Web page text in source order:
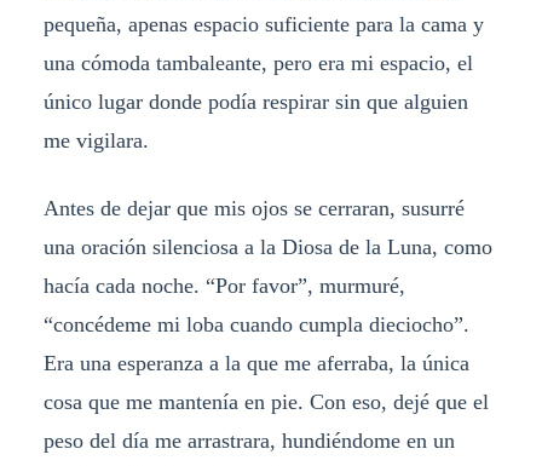
pequeña, apenas espacio suficiente para la cama y
una cómoda tambaleante, pero era mi espacio, el
único lugar donde podía respirar sin que alguien
me vigilara.
Antes de dejar que mis ojos se cerraran, susurré
una oración silenciosa a la Diosa de la Luna, como
hacía cada noche. “Por favor”, murmuré,
“concédeme mi loba cuando cumpla dieciocho”.
Era una esperanza a la que me aferraba, la única
cosa que me mantenía en pie. Con eso, dejé que el
peso del día me arrastrara, hundiéndome en un